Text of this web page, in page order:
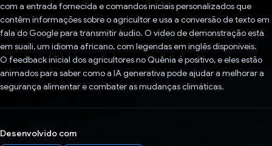
com a entrada fornecida e comandos iniciais personalizados que
contêm informações sobre o agricultor e usa a conversão de texto em
fala do Google para transmitir áudio. O vídeo de demonstração está
em suaíli, um idioma africano, com legendas em inglês disponíveis.
O feedback inicial dos agricultores no Quênia é positivo, e eles estão
animados para saber como a IA generativa pode ajudar a melhorar a
segurança alimentar e combater as mudanças climáticas.
Desenvolvido com